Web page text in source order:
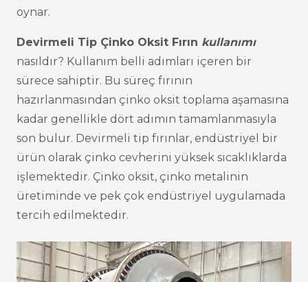
oynar.
Devirmeli Tip Çinko Oksit Fırın kullanımı
nasıldır? Kullanım belli adımları içeren bir
sürece sahiptir. Bu süreç fırının
hazırlanmasından çinko oksit toplama aşamasına
kadar genellikle dört adımın tamamlanmasıyla
son bulur. Devirmeli tip fırınlar, endüstriyel bir
ürün olarak çinko cevherini yüksek sıcaklıklarda
işlemektedir. Çinko oksit, çinko metalinin
üretiminde ve pek çok endüstriyel uygulamada
tercih edilmektedir.